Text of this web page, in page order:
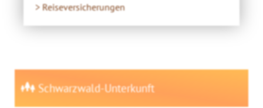
> Reiseversicherungen
Schwarzwald-Unterkunft